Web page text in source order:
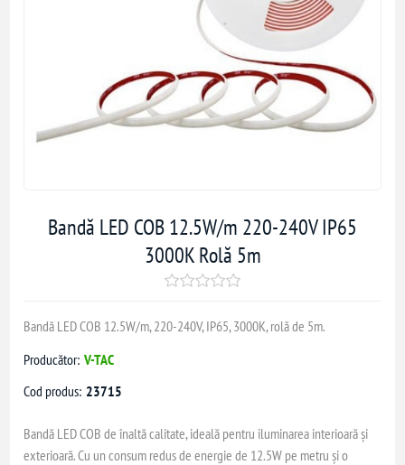
Bandă LED COB 12.5W/m 220-240V IP65
3000K Rolă 5m
Bandă LED COB 12.5W/m, 220-240V, IP65, 3000K, rolă de 5m.
Producător: V-TAC
Cod produs: 23715
Bandă LED COB de înaltă calitate, ideală pentru iluminarea interioară și
exterioară. Cu un consum redus de energie de 12.5W pe metru și o